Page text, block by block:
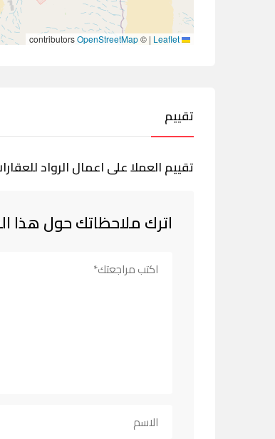
|
©
OpenStreetMap
تقييم
تقييم العملا على اعمال الرواد
اترك ملاحظاتك حول هذا